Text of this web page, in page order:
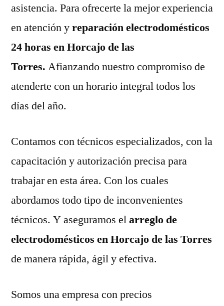
asistencia. Para ofrecerte la mejor experiencia
en atención yreparación electrodomésticos
24 horas en Horcajo de las
Torres. Afianzando nuestro compromiso de
atenderte con un horario integral todos los
días del año.
Contamos con técnicos especializados, con la
capacitación y autorización precisa para
trabajar en esta área. Con los cuales
abordamos todo tipo de inconvenientes
técnicos. Y aseguramos elarreglo de
electrodomésticos en Horcajo de las Torres
de manera rápida, ágil y efectiva.
Somos una empresa con precios